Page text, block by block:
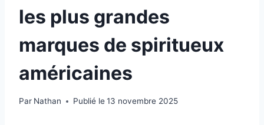
les plus grandes
marques de spiritueux
américaines
Par Nathan Publié le 13 novembre 2025